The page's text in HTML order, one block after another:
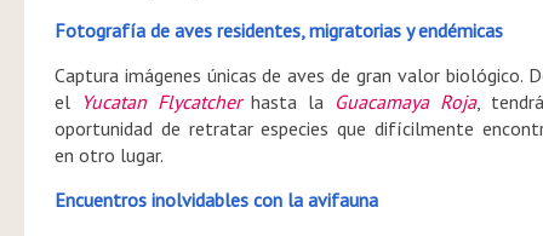
Fotografía de aves residentes, migratorias y endémicas
Captura imágenes únicas de aves de gran valor biológico.
el Yucatan Flycatcherhasta la Guacamaya Roja,
oportunidad de retratar especies que difícilmente
en otro lugar.
Encuentros inolvidables con la avifauna